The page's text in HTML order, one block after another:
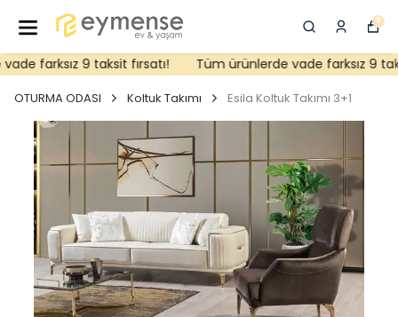
0
farksız 9 taksit fırsatı! Tüm ürünlerde vade farksız 9
OTURMA ODASI Koltuk Takımı Esila Koltuk Takımı 3+1